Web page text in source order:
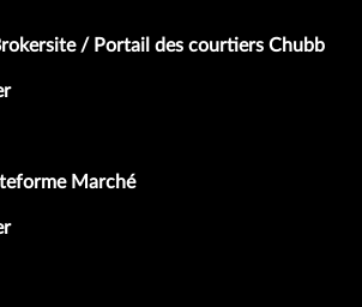
/ Portail des courtiers Chubb
Marché